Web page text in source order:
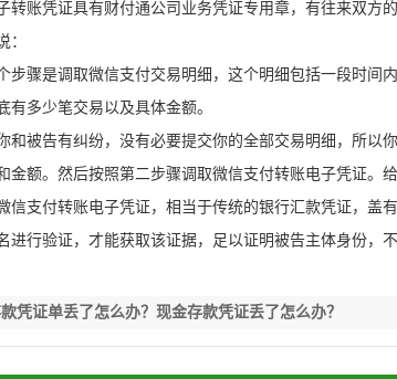
账凭证具有财付通公司业务凭证专用章，有往来双方的
骤是调取微信支付交易明细，这个明细包括一段时间
有多少笔交易以及具体金额。
被告有纠纷，没有必要提交你的全部交易明细，所以
金额。然后按照第二步骤调取微信支付转账电子凭证。
支付转账电子凭证，相当于传统的银行汇款凭证，盖
进行验证，才能获取该证据，足以证明被告主体身份，
凭证单丢了怎么办？现金存款凭证丢了怎么办？